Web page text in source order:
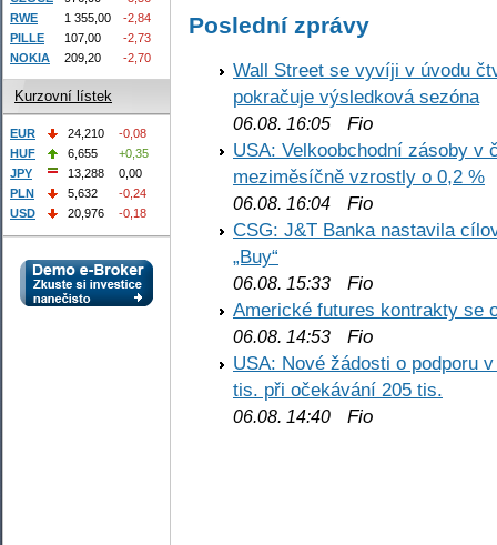
Poslední zprávy
Wall Street se vyvíji v úvodu
pokračuje výsledková sezóna
06.08. 16:05 Fio
USA: Velkoobchodní zásoby v
meziměsíčně vzrostly o 0,2 %
06.08. 16:04 Fio
CSG: J&T Banka nastavila
„Buy“
06.08. 15:33 Fio
Americké futures kontrakty se
06.08. 14:53 Fio
USA: Nové žádosti o podporu
tis. při očekávání 205 tis.
06.08. 14:40 Fio
RWE
1 355,00
-2,84
PILLE
107,00
-2,73
NOKIA
209,20 -2,70
Kurzovní lístek
EUR 24,210
-0,08
HUF
6,655
+0,35
JPY
13,288
0,00
PLN
5,632
-0,24
USD
20,976 -0,18